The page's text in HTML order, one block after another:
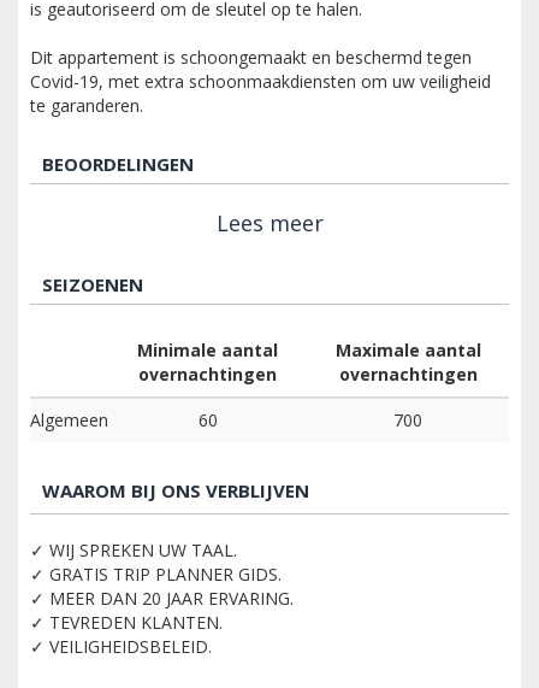
is geautoriseerd om de sleutel op te halen.
Dit appartement is schoongemaakt en beschermd tegen
Covid-19, met extra schoonmaakdiensten om uw veiligheid
te garanderen.
BEOORDELINGEN
Lees meer
SEIZOENEN
Minimale aantal
overnachtingen
Maximale aantal
overnachtingen
Algemeen
60 700
WAAROM BIJ ONS VERBLIJVEN
✓ WIJ SPREKEN UW TAAL.
✓ GRATIS TRIP PLANNER GIDS.
✓ MEER DAN 20 JAAR ERVARING.
✓ TEVREDEN KLANTEN.
✓ VEILIGHEIDSBELEID.